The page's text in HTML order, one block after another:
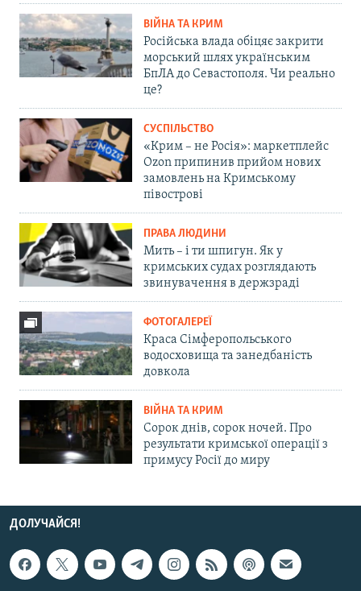
ВІЙНА ТА КРИМ
Російська влада обіцяє закрити
морський шлях українським
БпЛА до Севастополя. Чи реально
це?
СУСПІЛЬСТВО
«Крим – не Росія»: маркетплейс
Ozon припинив прийом нових
замовлень на Кримському
півострові
ПРАВА ЛЮДИНИ
Мить – і ти шпигун. Як у
кримських судах розглядають
звинувачення в держзраді
ФОТОГАЛЕРЕЇ
Краса Сімферопольського
водосховища та занедбаність
довкола
ВІЙНА ТА КРИМ
Сорок днів, сорок ночей. Про
результати кримської операції з
примусу Росії до миру
ДОЛУЧАЙСЯ!